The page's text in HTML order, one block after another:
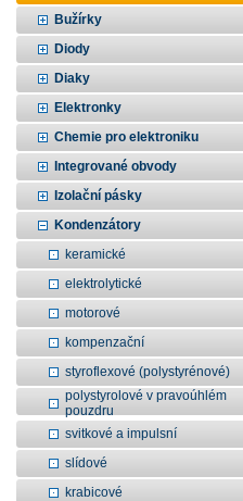
Bužírky
Diody
Diaky
Elektronky
Chemie pro elektroniku
Integrované obvody
Izolační pásky
Kondenzátory
keramické
elektrolytické
motorové
kompenzační
styroflexové (polystyrénové)
polystyrolové v pravoúhlém
pouzdru
svitkové a impulsní
slídové
krabicové